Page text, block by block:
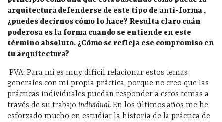
arquitectura defenderse de este tipo de anti-forma ,
¿puedes decirnos cómo lo hace? Resulta claro cuán
poderosa es la forma cuando se entiende en este
término absoluto. ¿Cómo se refleja ese compromiso en
tu arquitectura?
PVA: Para mí es muy difícil relacionar estos temas
generales con mi propia práctica, porque no creo que las
prácticas individuales puedan responder a estos temas a
través de su trabajo individual. En los últimos años me he
esforzado mucho en estudiar la historia de la práctica de